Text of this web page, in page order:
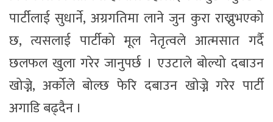
पार्टीलाई सुधार्ने, अग्रगतिमा लाने जुन कुरा राख्नुभएको
छ, त्यसलाई पार्टीको मूल नेतृत्वले आत्मसात गर्दै
छलफल खुला गरेर जानुपर्छ । एउटाले बोल्यो दबाउन
खोज्ने, अर्कोले बोल्छ फेरि दबाउन खोज्ने गरेर पार्टी
अगाडि बढ्दैन ।